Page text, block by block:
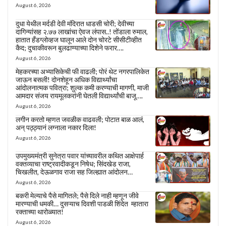
August 6, 2026
दुधा येथील मर्दडी देवी मंदिरात धाडसी चोरी; देवीच्या
दागिन्यांसह २.७७ लाखांचा ऐवज लंपास..! तोंडाला रुमाल,
हातात हँडग्लोव्हज घालून आले दोन चोरटे सीसीटीव्हीत
कैद; दुचाकीवरून बुलढाण्याच्या दिशेने फरार….
August 6, 2026
मेहकरच्या अभ्यासिकेची फी वाढली; पोरं थेट नगरपालिकेत
जाऊन बसली! दोनशेहून अधिक विद्यार्थ्यांचा
आंदोलनात्मक पवित्रा; शुल्क कमी करण्याची मागणी, माजी
आमदार संजय रायमूलकरांनी घेतली विद्यार्थ्यांची बाजू….
August 6, 2026
लगीन करतो म्हणत जवळीक वाढवली; पोटात बाळ आलं,
अन् पठ्ठ्यानं लग्नाला नकार दिला!
August 6, 2026
उपमुख्यमंत्री सुनेत्रा पवार यांच्यावरील कथित आक्षेपार्ह
वक्तव्याचा राष्ट्रवादीकडून निषेध; सिंदखेड राजा,
चिखलीत, देऊळगाव राजा सह जिल्ह्यात आंदोलन…
August 6, 2026
बकरी मेल्याचे पैसे मागितले; पैसे दिले नाही म्हणून जीवे
मारण्याची धमकी… दुसऱ्याच दिवशी पाडळी शिंदेत म्हातारा
रक्ताच्या थारोळ्यात!
August 6, 2026